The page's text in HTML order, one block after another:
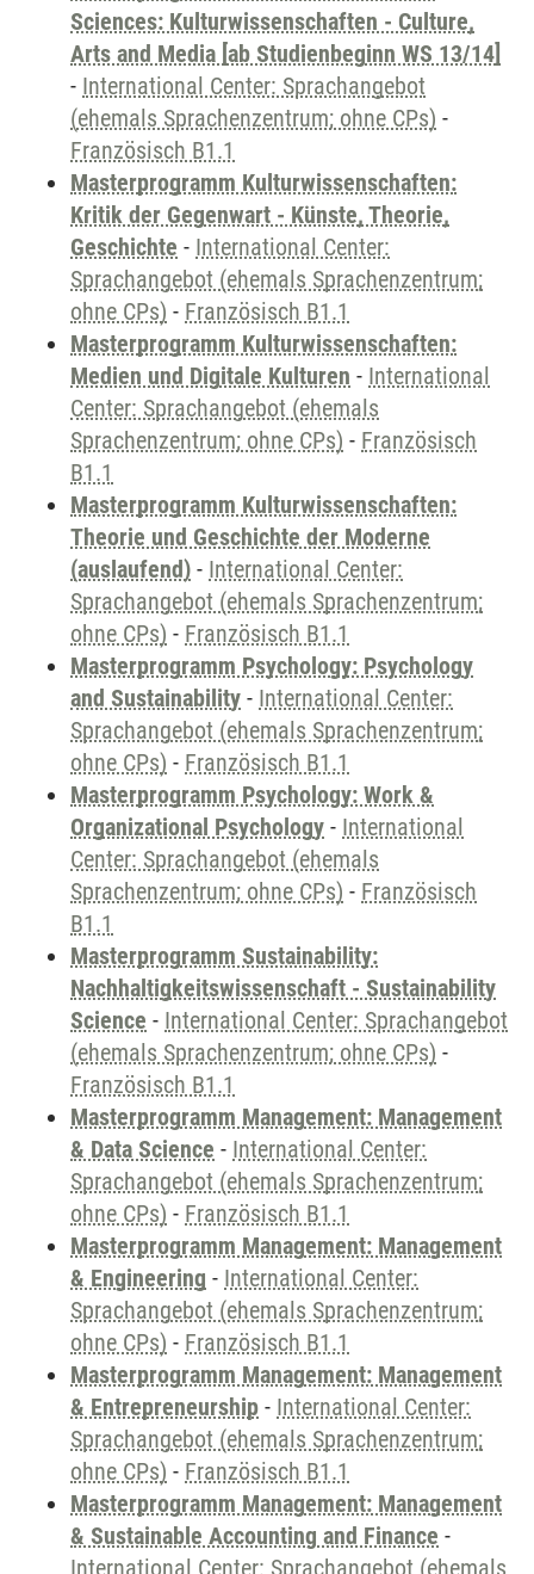
Sciences: Kulturwissenschaften - Culture,
Arts and Media [ab Studienbeginn WS 13/14]
- International Center: Sprachangebot
(ehemals Sprachenzentrum; ohne CPs) -
Französisch B1.1
Masterprogramm Kulturwissenschaften:
Kritik der Gegenwart - Künste, Theorie,
Geschichte - International Center:
Sprachangebot (ehemals Sprachenzentrum;
ohne CPs) - Französisch B1.1
Masterprogramm Kulturwissenschaften:
Medien und Digitale Kulturen - International
Center: Sprachangebot (ehemals
Sprachenzentrum; ohne CPs) - Französisch
B1.1
Masterprogramm Kulturwissenschaften:
Theorie und Geschichte der Moderne
(auslaufend) - International Center:
Sprachangebot (ehemals Sprachenzentrum;
ohne CPs) - Französisch B1.1
Masterprogramm Psychology: Psychology
and Sustainability - International Center:
Sprachangebot (ehemals Sprachenzentrum;
ohne CPs) - Französisch B1.1
Masterprogramm Psychology: Work &
Organizational Psychology - International
Center: Sprachangebot (ehemals
Sprachenzentrum; ohne CPs) - Französisch
B1.1
Masterprogramm Sustainability:
Nachhaltigkeitswissenschaft - Sustainability
Science - International Center: Sprachangebot
(ehemals Sprachenzentrum; ohne CPs) -
Französisch B1.1
Masterprogramm Management: Management
& Data Science - International Center:
Sprachangebot (ehemals Sprachenzentrum;
ohne CPs) - Französisch B1.1
Masterprogramm Management: Management
& Engineering - International Center:
Sprachangebot (ehemals Sprachenzentrum;
ohne CPs) - Französisch B1.1
Masterprogramm Management: Management
& Entrepreneurship - International Center:
Sprachangebot (ehemals Sprachenzentrum;
ohne CPs) - Französisch B1.1
Masterprogramm Management: Management
& Sustainable Accounting and Finance -
International Center: Sprachangebot (ehemals